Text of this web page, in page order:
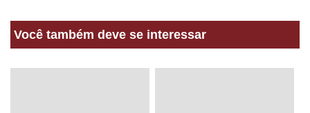
Você também deve se interessar